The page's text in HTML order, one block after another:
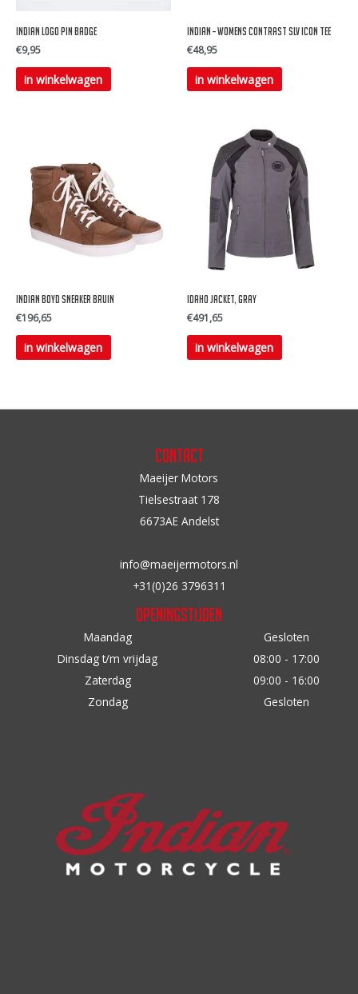
indian logo pin badge
€9,95
in winkelwagen
INDIAN – Womens contrast slv icon tee
€48,95
in winkelwagen
Dit
product
meerdere
variaties.
Deze
optie
kan
gekozen
worden
Indian BOYD Sneaker Bruin
€196,65
in winkelwagen
Dit
product
IDAHO JACKET, GRAY
€491,65
in winkelwagen
Dit
product
Contact
Maeijer Motors
Tielsestraat 178
6673AE Andelst
info@maeijermotors.nl
+31(0)26 3796311
Openingstijden
Maandag
Gesloten
Dinsdag t/m vrijdag
08:00 - 17:00
Zaterdag
09:00 - 16:00
Zondag
Gesloten